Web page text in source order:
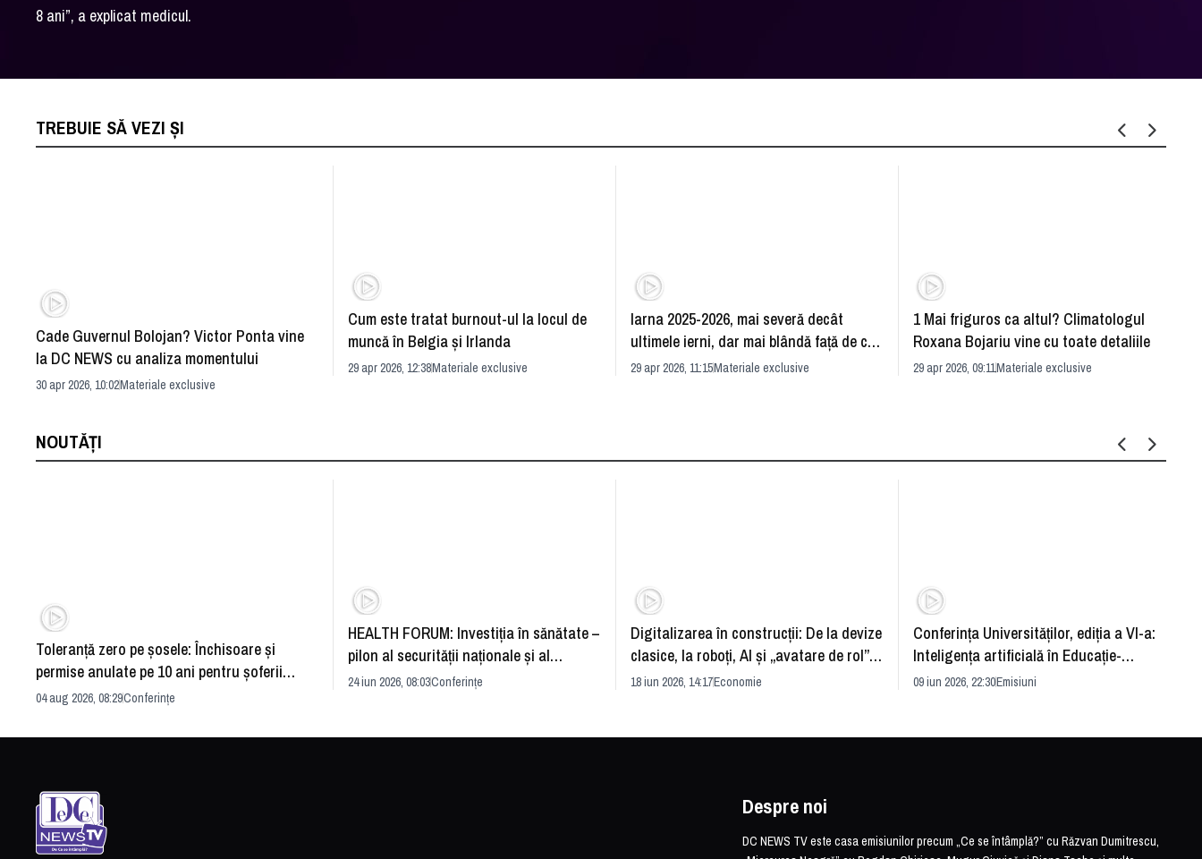
8 ani”, a explicat medicul.
TREBUIE SĂ VEZI ȘI
Cade Guvernul Bolojan? Victor Ponta vine
la DC NEWS cu analiza momentului
30 apr 2026, 10:02Materiale exclusive
Cum este tratat burnout-ul la locul de
muncă în Belgia şi Irlanda
29 apr 2026, 12:38Materiale exclusive
Iarna 2025-2026, mai severă decât
ultimele ierni, dar mai blândă faţă de ce
era acum 50 de ani
29 apr 2026, 11:15Materiale exclusive
1 Mai friguros ca altul? Climatologul
Roxana Bojariu vine cu toate detaliile
29 apr 2026, 09:11Materiale exclusive
NOUTĂȚI
Toleranță zero pe șosele: Închisoare și
permise anulate pe 10 ani pentru șoferii
iresponsabili
04 aug 2026, 08:29Conferințe
HEALTH FORUM: Investiția în sănătate –
pilon al securității naționale și al
dezvoltării economice
24 iun 2026, 08:03Conferințe
Digitalizarea în construcții: De la devize
clasice, la roboți, AI și „avatare de rol”.
România și redefinirea industriei
18 iun 2026, 14:17Economie
Conferința Universităților, ediția a VI-a:
Inteligența artificială în Educație-
soluție sau problemă?
09 iun 2026, 22:30Emisiuni
Despre noi
DC NEWS TV este casa emisiunilor precum „Ce se întâmplă?” cu Răzvan Dumitrescu,